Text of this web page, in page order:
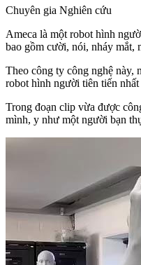
Chuyên gia Nghiên cứu
Ameca là một robot hình
bao gồm cười, nói, nháy
Theo công ty công nghệ này,
robot hình người tiên tiến
Trong đoạn clip vừa được
mình, y như một người bạn